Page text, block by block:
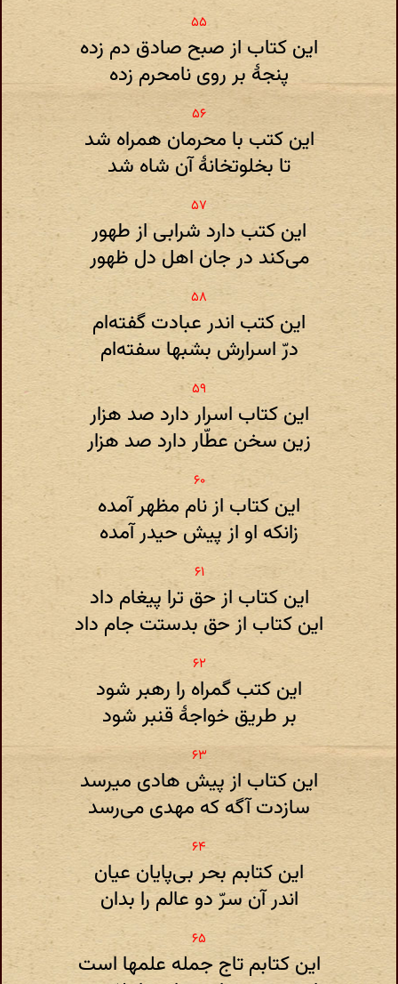
این کتاب از صبح صادق دم زده
پنجهٔ بر روی نامحرم زده
این کتب با محرمان همراه شد
تا بخلوتخانهٔ آن شاه شد
این کتب دارد شرابی از طهور
می‌کند در جان اهل دل ظهور
این کتب اندر عبادت گفته‌ام
درّ اسرارش بشبها سفته‌ام
این کتاب اسرار دارد صد هزار
زین سخن عطّار دارد صد هزار
این کتاب از نام مظهر آمده
زانکه او از پیش حیدر آمده
این کتاب از حق ترا پیغام داد
این کتاب از حق بدستت جام داد
این کتب گمراه را رهبر شود
بر طریق خواجهٔ قنبر شود
این کتاب از پیش هادی میرسد
سازدت آگه که مهدی می‌رسد
این کتابم بحر بی‌پایان عیان
اندر آن سرّ دو عالم را بدان
این کتابم تاج جمله علمها است